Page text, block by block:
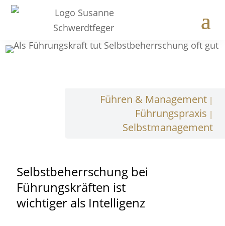
Führen & Management |
Führungspraxis |
Selbstmanagement
Selbstbeherrschung bei
Führungskräften ist
wichtiger als Intelligenz